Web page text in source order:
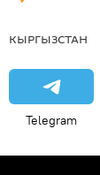
КЫРГЫЗСТАН
Telegram